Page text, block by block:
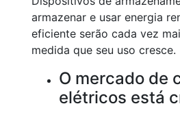
armazenar e usar energia
eficiente serão cada vez
medida que seu uso cresce.
O mercado de
elétricos está